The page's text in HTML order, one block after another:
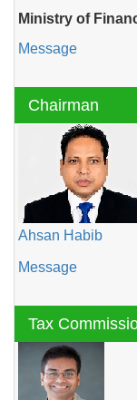
Ministry of
Message
Chairman
Ahsan Habib
Message
Tax